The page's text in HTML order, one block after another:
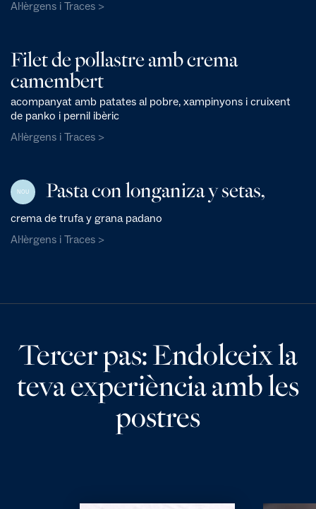
Al·lèrgens i Traces >
Filet de pollastre amb crema
camembert
acompanyat amb patates al pobre, xampinyons i cruixent
de panko i pernil ibèric
Al·lèrgens i Traces >
NOU Pasta con longaniza y setas,
crema de trufa y grana padano
Al·lèrgens i Traces >
Tercer pas: Endolceix la
teva experiència amb les
postres